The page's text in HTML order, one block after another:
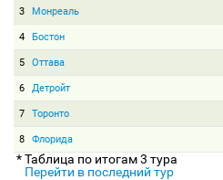
3 Монреаль
4 Бостон
5 Оттава
6 Детройт
7 Торонто
8 Флорида
* Таблица по итогам 3 тура
Перейти в последний тур